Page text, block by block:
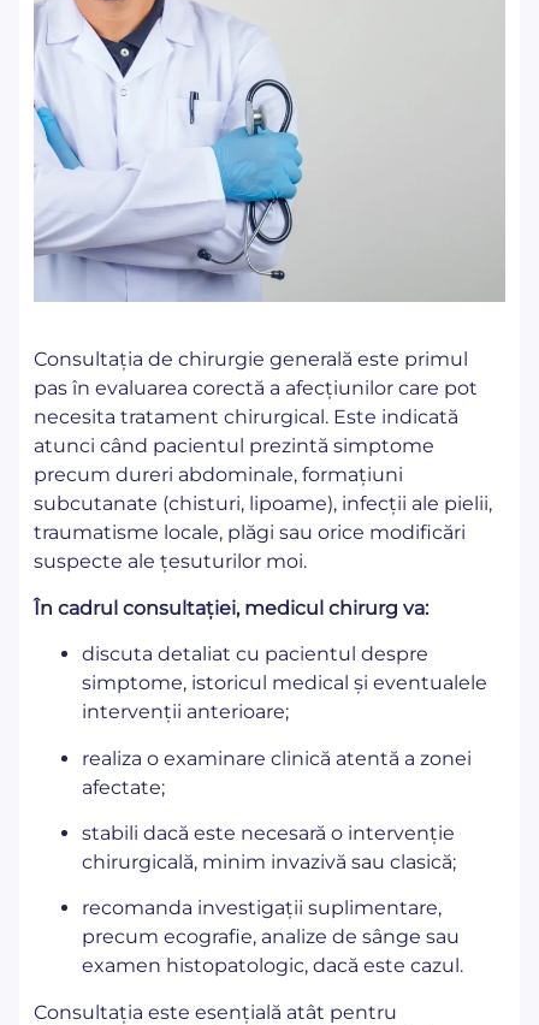
Consultația de chirurgie generală este primul
pas în evaluarea corectă a afecțiunilor care pot
necesita tratament chirurgical. Este indicată
atunci când pacientul prezintă simptome
precum dureri abdominale, formațiuni
subcutanate (chisturi, lipoame), infecții ale pielii,
traumatisme locale, plăgi sau orice modificări
suspecte ale țesuturilor moi.
În cadrul consultației, medicul chirurg va:
discuta detaliat cu pacientul despre
simptome, istoricul medical și eventualele
intervenții anterioare;
realiza o examinare clinică atentă a zonei
afectate;
stabili dacă este necesară o intervenție
chirurgicală, minim invazivă sau clasică;
recomanda investigații suplimentare,
precum ecografie, analize de sânge sau
examen histopatologic, dacă este cazul.
Consultația este esențială atât pentru